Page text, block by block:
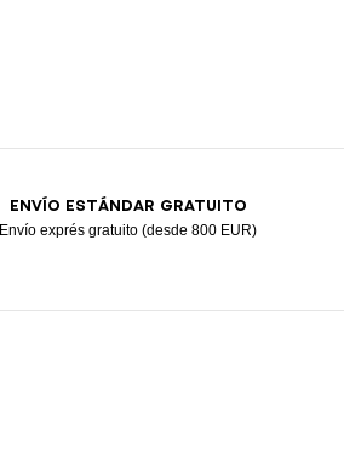
ENVÍO ESTÁNDAR GRATUITO
Envío exprés gratuito (desde 800 EUR)